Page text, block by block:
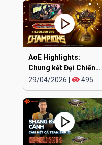
AoE Highlights:
Chung kết Đại Chiến
Clan EGOPLAY
29/04/2026 495